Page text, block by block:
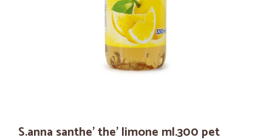
S.anna santhe' the' limone ml.300 pet